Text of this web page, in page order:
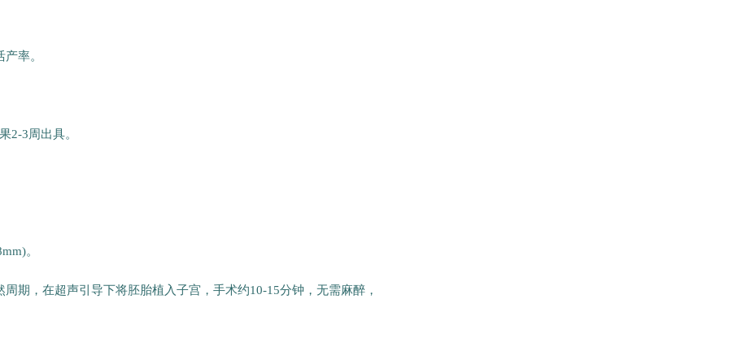
率。
2-3周出具。
。
期，在超声引导下将胚胎植入子宫，手术约10-15分钟，无需麻醉，